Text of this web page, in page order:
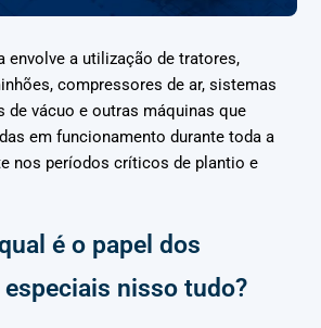
envolve a utilização de tratores,
compressores de ar, sistemas
de vácuo e outras máquinas que
em funcionamento durante toda a
nos períodos críticos de plantio e
é o papel dos
nisso tudo?